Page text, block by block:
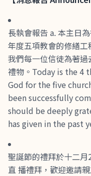
長執會報告 a. 本主日
年度五項教會的修繕
我們每一位信徒為著
禮物。Today is the 4
God for the five
been successfully
should be deeply
has given in the past
聖誕節的禮拜於十二
直 播禮拜，歡迎邀請